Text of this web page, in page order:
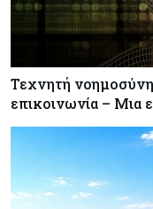
Τεχνητή
επικοινωνία – Μια